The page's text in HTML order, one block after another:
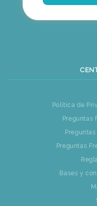
Política de
Preguntas
Preguntas
Bases y